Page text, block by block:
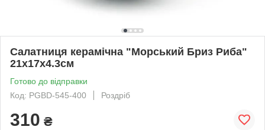
Салатниця керамічна "Морський Бриз Риба"
21х17х4.3см
Готово до відправки
Код: PGBD-545-400
Роздріб
310 ₴